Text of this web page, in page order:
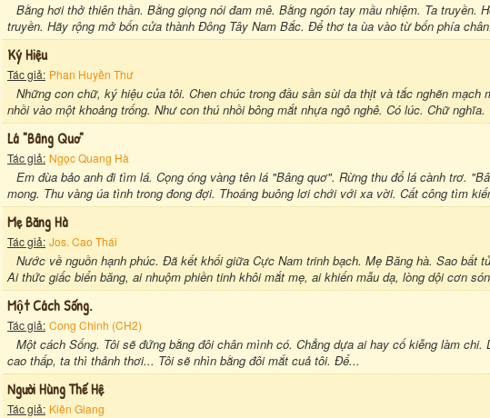
Bằng hơi thở thiên thần. Bằng giọng nói đam mê. Bằng ngón tay mầu nhiệm. Ta truyền.
truyền. Hãy rộng mở bốn cửa thành Ðông Tây Nam Bắc. Để thơ ta ùa vào từ bốn phía
Ký Hiệu
Tác giả: Phan Huyền Thư
Những con chữ, ký hiệu của tôi. Chen chúc trong đầu sần sùi da thịt và tắc nghẽn mạch
nhồi vào một khoảng trống. Như con thú nhồi bông mắt nhựa ngô nghê. Có lúc. Chữ nghĩa.
Lá "bâng Quơ"
Tác giả: Ngọc Quang Hà
Em đùa bảo anh đi tìm lá. Cọng óng vàng tên lá "Bâng quơ". Rừng thu đổ lá cành trơ.
mong. Thu vàng úa tình trong đong đợi. Thoáng buông lơi chới với xa vời. Cất công tìm
Mẹ Băng Hà
Tác giả: Jos. Cao Thái
Nước về nguồn hạnh phúc. Đã kết khối giữa Cực Nam trinh bạch. Mẹ Băng hà. Sao bất
Ai thức giấc biển băng, ai nhuộm phiền tinh khôi mắt mẹ, ai khiến mẫu dạ, lòng dội cơn
Một Cách Sống.
Tác giả: Cong Chinh (CH2)
Một cách Sống. Tôi sẽ đứng bằng đôi chân mình có. Chẳng dựa ai hay cố kiễng làm
cao thấp, ta thì thảnh thơi... Tôi sẽ nhìn bằng đôi mắt cuả tôi. Để...
Người Hùng Thế Hệ
Tác giả: Kiên Giang